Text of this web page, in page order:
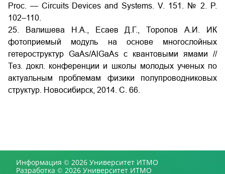
Proc. — Circuits Devices and Systems. V. 151. № 2. P.
102–110.
25. Валишева Н.А., Есаев Д.Г., Торопов А.И. ИК
фотоприемый модуль на основе многослойных
гетероструктур GaAs/AlGaAs с квантовыми ямами //
Тез. докл. конференции и школы молодых ученых по
актуальным проблемам физики полупроводниковых
структур. Новосибирск, 2014. С. 66.
Информация © 2026 Университет ИТМО
Разработка © 2026 Университет ИТМО